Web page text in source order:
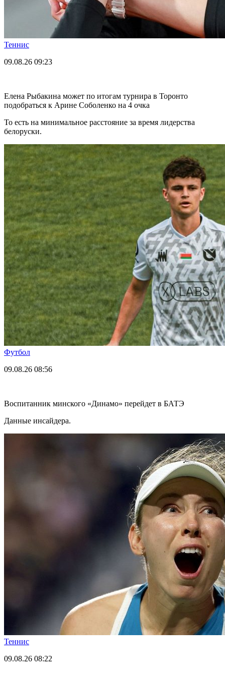
Теннис
09.08.26 09:23
Елена Рыбакина может по итогам турнира в Торонто
подобраться к Арине Соболенко на 4 очка
То есть на минимальное расстояние за время лидерства
белоруски.
Футбол
09.08.26 08:56
Воспитанник минского «Динамо» перейдет в БАТЭ
Данные инсайдера.
Теннис
09.08.26 08:22